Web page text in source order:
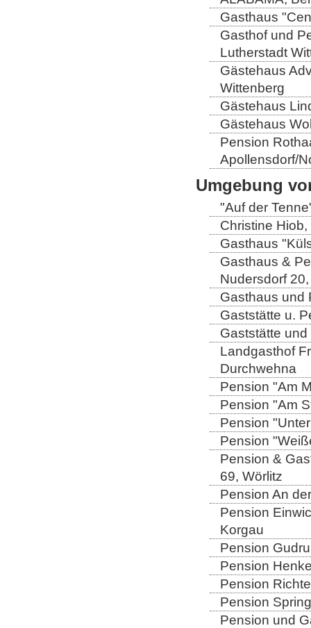
Gasthaus
Gasthof und
Lutherstadt
Gästehaus
Wittenberg
Gästehaus
Gästehaus
Pension
Apollensdorf/
Umgebung
"Auf der
Christine
Gasthaus
Gasthaus &
Nudersdorf
Gasthaus und
Gaststätte u.
Gaststätte
Landgasthof
Durchwehna
Pension "Am
Pension "Am
Pension
Pension
Pension &
69, Wörlitz
Pension An
Pension
Korgau
Pension
Pension
Pension
Pension
Pension und